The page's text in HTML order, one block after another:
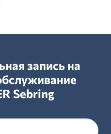
запись на
Sebring